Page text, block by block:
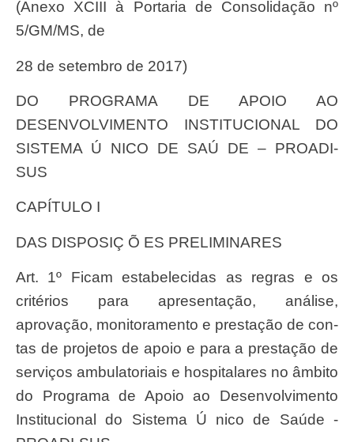
(AnexoXCIII à Portaria de Consolidação nº
5/GM/MS, de
28 de setembro de 2017)
DO PROGRAMA DE APOIO AO
DESENVOLVIMENTO INSTITUCIONAL DO
SISTEMA Ú NICO DE SAÚ DE – PROADI-
SUS
CAPÍTULO I
DAS DISPOSIÇ Õ ES PRELIMINARES
Art. 1º Ficam estabelecidas as regras e os
critérios para apresentação, aná lise,
aprovação, monitoramento e prestação de con-
tas de projetos de apoio e para a prestação de
serviços ambulatoriais e hospitalares no âmbito
do Programa de Apoio ao Desenvolvimento
Instituciona l do Sistema Ú nico de Saúde -